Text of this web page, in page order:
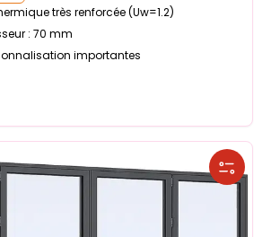
très renforcée (Uw=1.2)
: 70 mm
importantes